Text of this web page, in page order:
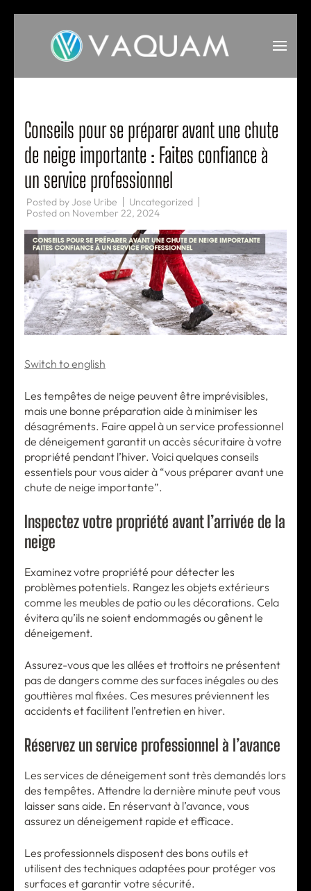
content
Enter)
VAQUAM
Irrigation
Conseils pour se préparer avant une chute
de neige importante : Faites confiance à
un service professionnel
Posted by Jose Uribe
Uncategorized
Posted on November 22, 2024
Switch to english
Les tempêtes de neige peuvent être imprévisibles,
mais une bonne préparation aide à minimiser les
désagréments. Faire appel à un service professionnel
de déneigement garantit un accès sécuritaire à votre
propriété pendant l’hiver. Voici quelques conseils
essentiels pour vous aider à “vous préparer avant une
chute de neige importante”.
Inspectez votre propriété avant l’arrivée de la
neige
Examinez votre propriété pour détecter les
problèmes potentiels. Rangez les objets extérieurs
comme les meubles de patio ou les décorations. Cela
évitera qu’ils ne soient endommagés ou gênent le
déneigement.
Assurez-vous que les allées et trottoirs ne présentent
pas de dangers comme des surfaces inégales ou des
gouttières mal fixées. Ces mesures préviennent les
accidents et facilitent l’entretien en hiver.
Réservez un service professionnel à l’avance
Les services de déneigement sont très demandés lors
des tempêtes. Attendre la dernière minute peut vous
laisser sans aide. En réservant à l’avance, vous
assurez un déneigement rapide et efficace.
Les professionnels disposent des bons outils et
utilisent des techniques adaptées pour protéger vos
surfaces et garantir votre sécurité.